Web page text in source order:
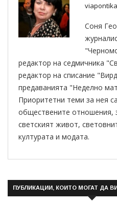
Соня
редактор на седмичника
редактор на списание
предаванията "Неделно
Приоритетни теми за нея
обществените отношения,
светският живот,
културата и модата.
ПУБЛИКАЦИИ, КОИТО МОГАТ ДА